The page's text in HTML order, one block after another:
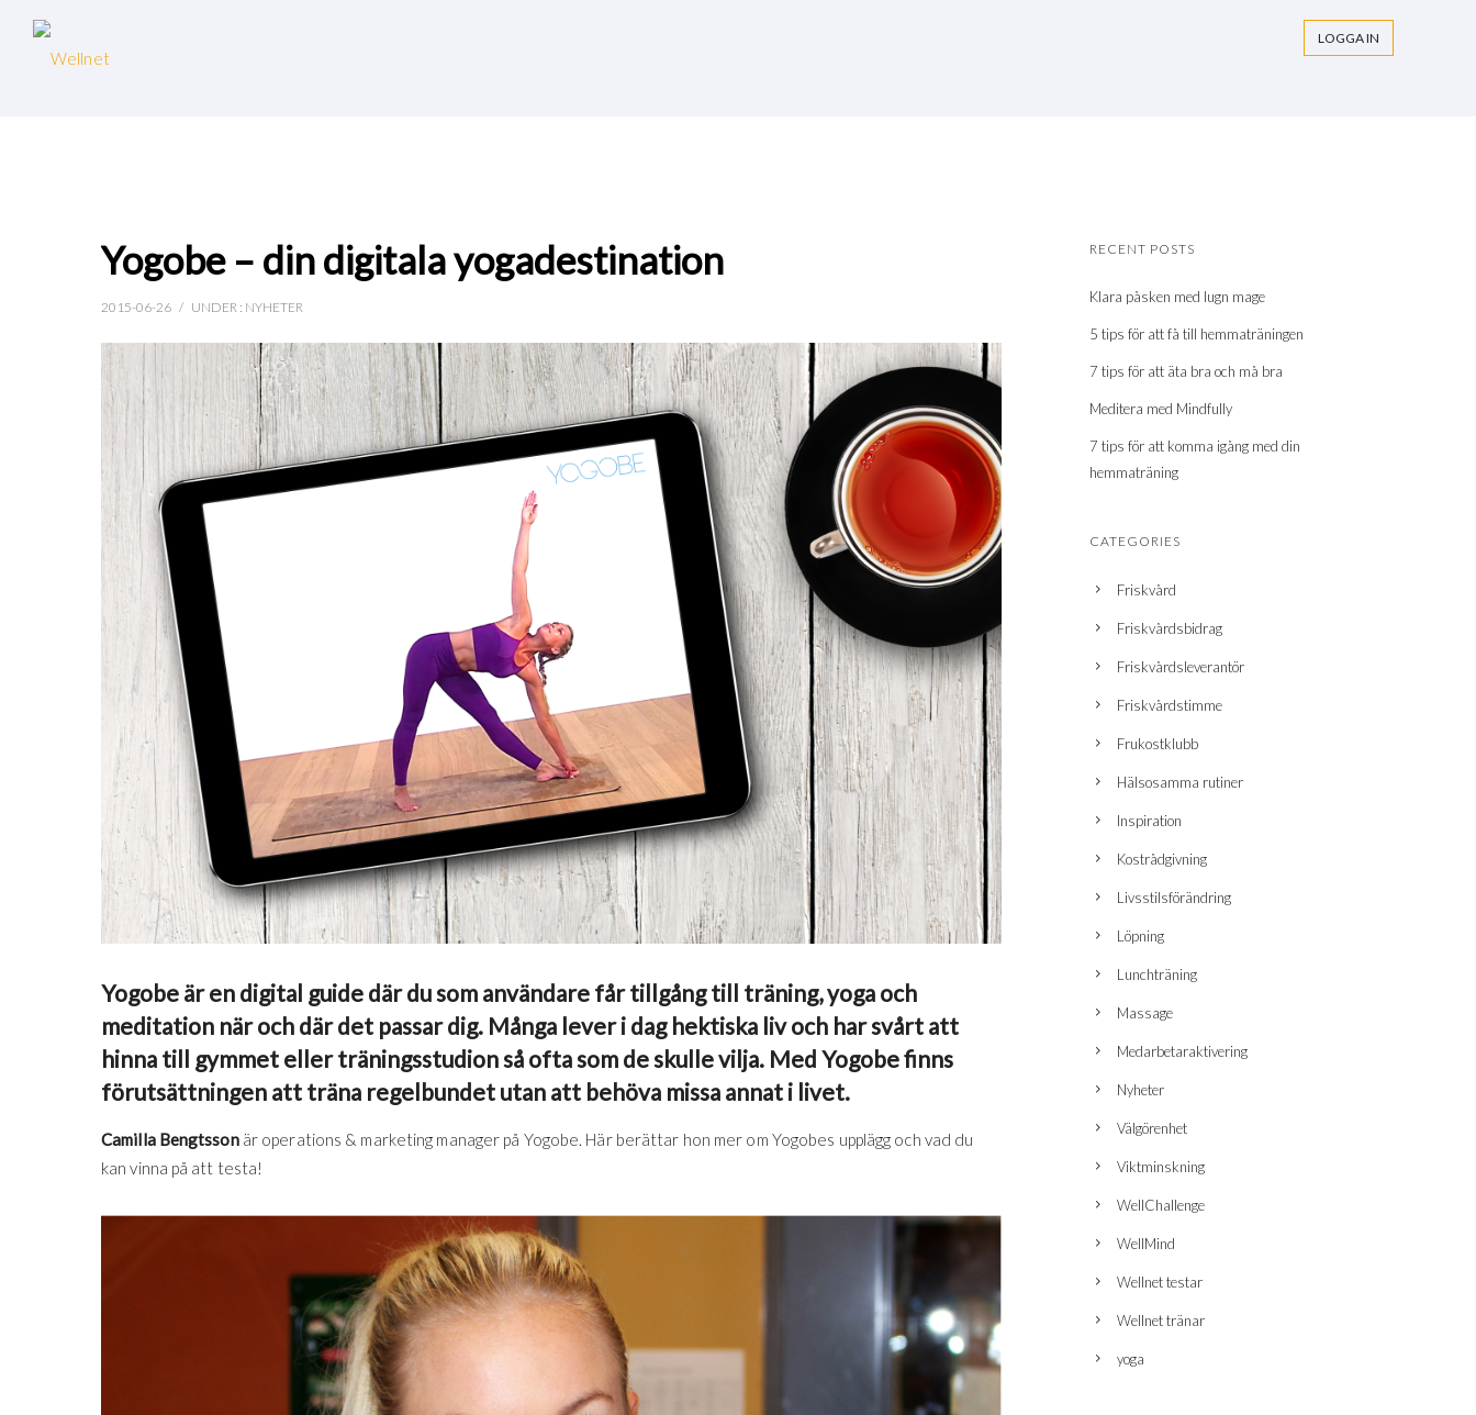
LOGGA IN
Yogobe – din digitala yogadestination
2015-06-26 / UNDER : NYHETER
Yogobe är en digital guide där du som användare får tillgång till träning, yoga och
meditation när och där det passar dig. Många lever i dag hektiska liv och har svårt att
hinna till gymmet eller träningsstudion så ofta som de skulle vilja. Med Yogobe finns
förutsättningen att träna regelbundet utan att behöva missa annat i livet.
Camilla Bengtssonär operations & marketing manager på Yogobe. Här berättar hon mer om Yogobes upplägg och vad du
kan vinna på att testa!
RECENT POSTS
Klara påsken med lugn mage
5 tips för att få till hemmaträningen
7 tips för att äta bra och må bra
Meditera med Mindfully
7 tips för att komma igång med din
hemmaträning
CATEGORIES
Friskvård
Friskvårdsbidrag
Friskvårdsleverantör
Friskvårdstimme
Frukostklubb
Hälsosamma rutiner
Inspiration
Kostrådgivning
Livsstilsförändring
Löpning
Lunchträning
Massage
Medarbetaraktivering
Nyheter
Välgörenhet
Viktminskning
WellChallenge
WellMind
Wellnet testar
Wellnet tränar
yoga